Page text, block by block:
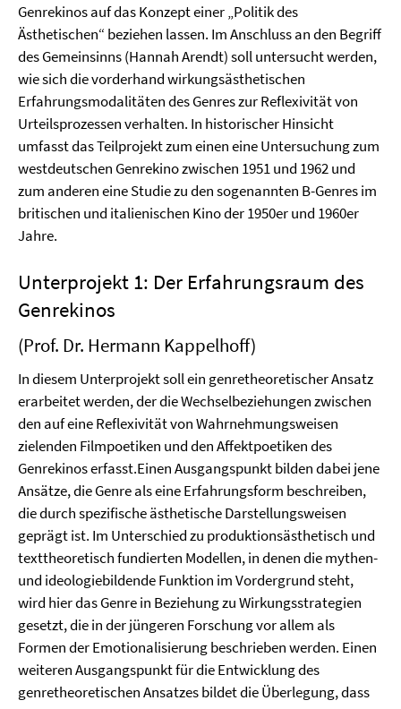
Genrekinos auf das Konzept einer „Politik des
Ästhetischen“ beziehen lassen. Im Anschluss an den Begriff
des Gemeinsinns (Hannah Arendt) soll untersucht werden,
wie sich die vorderhand wirkungsästhetischen
Erfahrungsmodalitäten des Genres zur Reflexivität von
Urteilsprozessen verhalten. In historischer Hinsicht
umfasst das Teilprojekt zum einen eine Untersuchung zum
westdeutschen Genrekino zwischen 1951 und 1962 und
zum anderen eine Studie zu den sogenannten B-Genres im
britischen und italienischen Kino der 1950er und 1960er
Jahre.
Unterprojekt 1: Der Erfahrungsraum des
Genrekinos
(Prof. Dr. Hermann Kappelhoff)
In diesem Unterprojekt soll ein genretheoretischer Ansatz
erarbeitet werden, der die Wechselbeziehungen zwischen
den auf eine Reflexivität von Wahrnehmungsweisen
zielenden Filmpoetiken und den Affektpoetiken des
Genrekinos erfasst.Einen Ausgangspunkt bilden dabei jene
Ansätze, die Genre als eine Erfahrungsform beschreiben,
die durch spezifische ästhetische Darstellungsweisen
geprägt ist. Im Unterschied zu produktionsästhetisch und
texttheoretisch fundierten Modellen, in denen die mythen-
und ideologiebildende Funktion im Vordergrund steht,
wird hier das Genre in Beziehung zu Wirkungsstrategien
gesetzt, die in der jüngeren Forschung vor allem als
Formen der Emotionalisierung beschrieben werden. Einen
weiteren Ausgangspunkt für die Entwicklung des
genretheoretischen Ansatzes bildet die Überlegung, dass